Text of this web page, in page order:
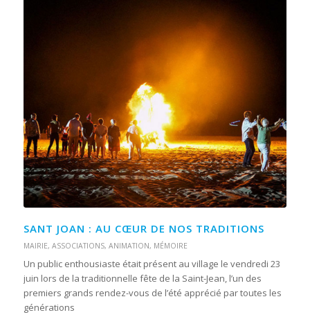
SANT JOAN : AU CŒUR DE NOS TRADITIONS
MAIRIE, ASSOCIATIONS, ANIMATION, MÉMOIRE
Un public enthousiaste était présent au village le vendredi 23
juin lors de la traditionnelle fête de la Saint-Jean, l’un des
premiers grands rendez-vous de l’été apprécié par toutes les
générations